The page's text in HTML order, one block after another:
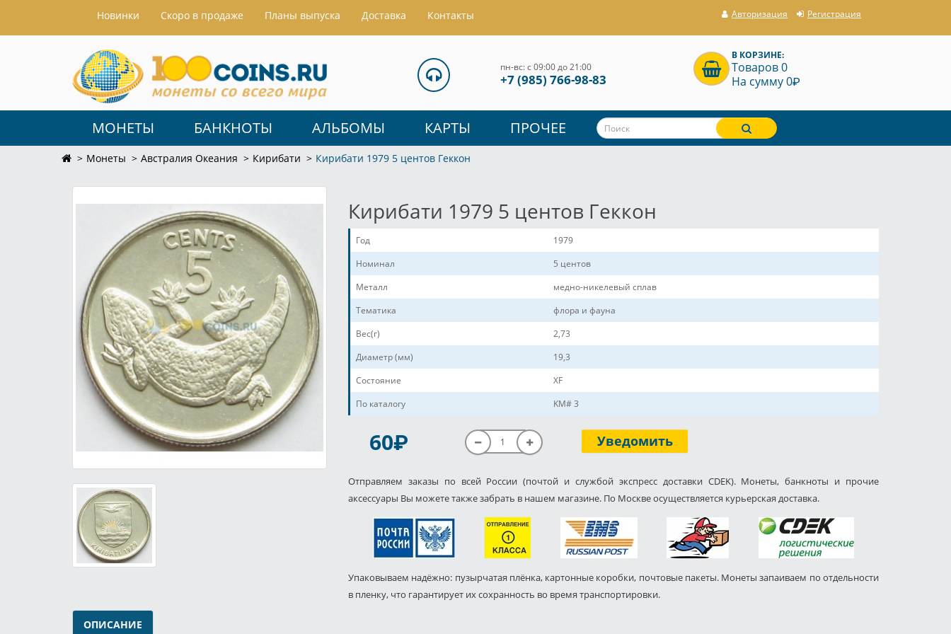
Hовинки Скоро в продаже Планы выпуска Доставка Контакты Авторизация Регистрация
пн-вс: с 09:00 до 21:00
+7 (985) 766-98-83
В КОРЗИНЕ:
Товаров 0
На сумму 0P
МОНЕТЫ БАНКНОТЫ АЛЬБОМЫ КАРТЫ ПРОЧЕЕ
Монеты Австралия Океания Кирибати Кирибати 1979 5 центов Геккон
Кирибати 1979 5 центов Геккон
Год
1979
Номинал
5 центов
Металл
медно-никелевый сплав
Тематика
флора и фауна
Вес(г)
2,73
Диаметр (мм)
19,3
Состояние
XF
По каталогу
KM# 3
60P Уведомить
Отправляем заказы по всей России (почтой и службой экспресс доставки CDEK). Монеты, банкноты и прочие
аксессуары Вы можете также забрать в нашем магазине. По Москве осуществляется курьерская доставка.
Упаковываем надёжно: пузырчатая плёнка, картонные коробки, почтовые пакеты. Монеты запаиваем по отдельности
в пленку, что гарантирует их сохранность во время транспортировки.
ОПИСАНИЕ